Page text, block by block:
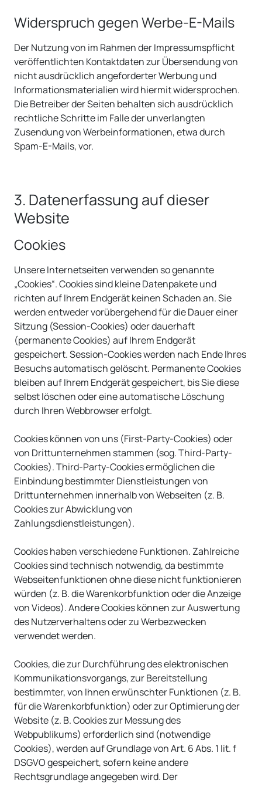
Widerspruch gegen Werbe-E-Mails
Der Nutzung von im Rahmen der Impressumspflicht
veröffentlichten Kontaktdaten zur Übersendung von
nicht ausdrücklich angeforderter Werbung und
Informationsmaterialien wird hiermit widersprochen.
Die Betreiber der Seiten behalten sich ausdrücklich
rechtliche Schritte im Falle der unverlangten
Zusendung von Werbeinformationen, etwa durch
Spam-E-Mails, vor.
3. Datenerfassung auf dieser
Website
Cookies
Unsere Internetseiten verwenden so genannte
„Cookies“. Cookies sind kleine Datenpakete und
richten auf Ihrem Endgerät keinen Schaden an. Sie
werden entweder vorübergehend für die Dauer einer
Sitzung (Session-Cookies) oder dauerhaft
(permanente Cookies) auf Ihrem Endgerät
gespeichert. Session-Cookies werden nach Ende Ihres
Besuchs automatisch gelöscht. Permanente Cookies
bleiben auf Ihrem Endgerät gespeichert, bis Sie diese
selbst löschen oder eine automatische Löschung
durch Ihren Webbrowser erfolgt.
Cookies können von uns (First-Party-Cookies) oder
von Drittunternehmen stammen (sog. Third-Party-
Cookies). Third-Party-Cookies ermöglichen die
Einbindung bestimmter Dienstleistungen von
Drittunternehmen innerhalb von Webseiten (z. B.
Cookies zur Abwicklung von
Zahlungsdienstleistungen).
Cookies haben verschiedene Funktionen. Zahlreiche
Cookies sind technisch notwendig, da bestimmte
Webseitenfunktionen ohne diese nicht funktionieren
würden (z. B. die Warenkorbfunktion oder die Anzeige
von Videos). Andere Cookies können zur Auswertung
des Nutzerverhaltens oder zu Werbezwecken
verwendet werden.
Cookies, die zur Durchführung des elektronischen
Kommunikationsvorgangs, zur Bereitstellung
bestimmter, von Ihnen erwünschter Funktionen (z. B.
für die Warenkorbfunktion) oder zur Optimierung der
Website (z. B. Cookies zur Messung des
Webpublikums) erforderlich sind (notwendige
Cookies), werden auf Grundlage von Art. 6 Abs. 1 lit. f
DSGVO gespeichert, sofern keine andere
Rechtsgrundlage angegeben wird. Der